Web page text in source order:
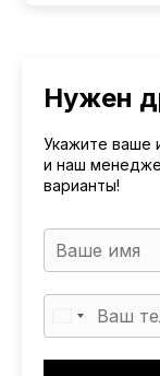
Нужен
Укажите ваше
и наш
варианты!